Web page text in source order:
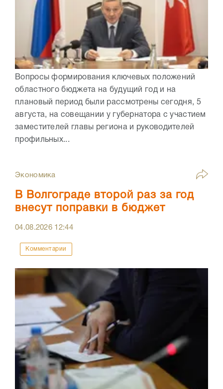
Вопросы формирования ключевых положений
областного бюджета на будущий год и на
плановый период были рассмотрены сегодня, 5
августа, на совещании у губернатора с участием
заместителей главы региона и руководителей
профильных...
Экономика
В Волгограде второй раз за год
внесут поправки в бюджет
04.08.2026 12:44
Комментарии